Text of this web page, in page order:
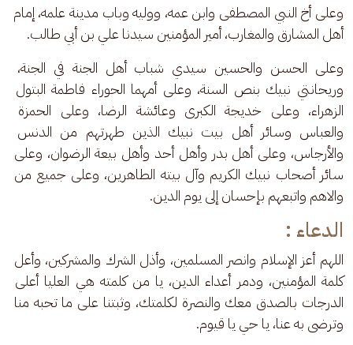
وعلى أخ النبي المصطفى وابن عمه، ووليه وباب مدينة علمه، إمام
أهل المشارق والمغارب، أمير المؤمنين سيدنا علي بن أبي طالب.
وعلى الحسن والحسين سيدي شباب أهل الجنة في الجنة،
وريحانتي نبيك بنص السنة، وعلى أمهما الحوراء فاطمة البتول
الزهراء، وعلى خديجة الكبرى وعائشة الرضا، وعلى الحمزة
والعباس وسائر أهل بيت نبيك الذين طهرتهم من الدنس
والأرجاس، وعلى أهل بدر وأهل أحد وأهل بيعة الرضوان، وعلى
سائر أصحاب نبيك الكريم وآل بيته الطاهرين، وعلى جميع من
والاهم واتبعهم بإحسان إلى يوم الدين.
الدعاء :
اللهم أعز الإسلام وانصر المسلمين، وأذل الشرك والمشركين، وأعل
كلمة المؤمنين، ودمر أعداء الدين، يا من كلمته هي العليا أعلى
الدرجات بالصدق معك والنصرة لكلمتك، وثبتنا على ما تحبه منا
وترضى به عنا، يا حي يا قيوم.